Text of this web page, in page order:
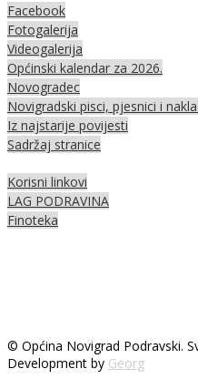
Facebook
Fotogalerija
Videogalerija
Općinski kalendar za 2026.
Novogradec
Novigradski pisci, pjesnici i
Iz najstarije povijesti
Sadržaj stranice
Korisni linkovi
LAG PODRAVINA
Finoteka
© Općina Novigrad Podravski.
Development by Georg